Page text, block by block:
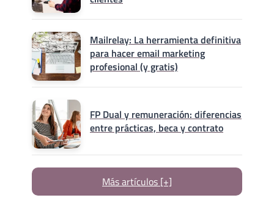
Mailrelay: La herramienta definitiva
para hacer email marketing
profesional (y gratis)
FP Dual y remuneración: diferencias
entre prácticas, beca y contrato
Más artículos [+]